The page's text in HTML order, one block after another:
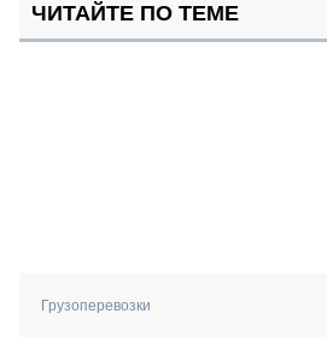
ЧИТАЙТЕ ПО ТЕМЕ
Грузоперевозки